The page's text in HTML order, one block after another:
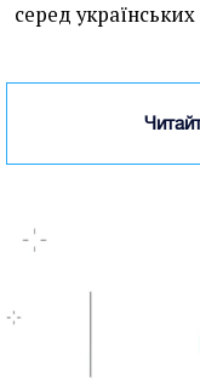
серед